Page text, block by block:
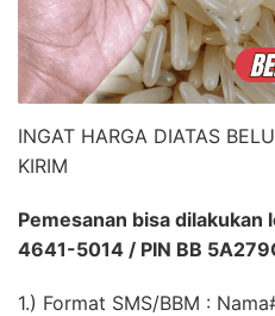
INGAT HARGA DIATAS
KIRIM
Pemesanan bisa
4641-5014 / PIN BB
1.) Format SMS/BBM :